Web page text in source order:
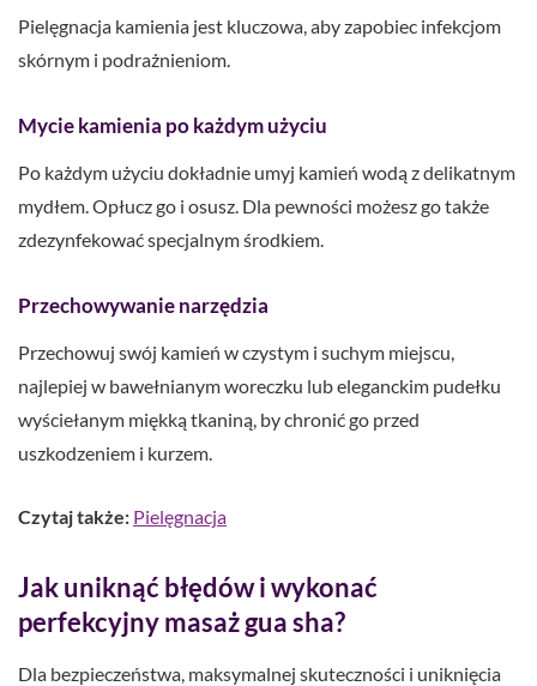
Pielęgnacja kamienia jest kluczowa, aby zapobiec infekcjom
skórnym i podrażnieniom.
Mycie kamienia po każdym użyciu
Po każdym użyciu dokładnie umyj kamień wodą z delikatnym
mydłem. Opłucz go i osusz. Dla pewności możesz go także
zdezynfekować specjalnym środkiem.
Przechowywanie narzędzia
Przechowuj swój kamień w czystym i suchym miejscu,
najlepiej w bawełnianym woreczku lub eleganckim pudełku
wyściełanym miękką tkaniną, by chronić go przed
uszkodzeniem i kurzem.
Czytaj także: Pielęgnacja
Jak uniknąć błędów i wykonać
perfekcyjny masaż gua sha?
Dla bezpieczeństwa, maksymalnej skuteczności i uniknięcia